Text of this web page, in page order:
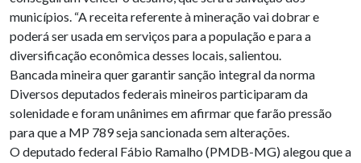
municípios. “A receita referente à mineração vai dobrar e
poderá ser usada em serviços para a população e para a
diversificação econômica desses locais, salientou.
Bancada mineira quer garantir sanção integral da norma
Diversos deputados federais mineiros participaram da
solenidade e foram unânimes em afirmar que farão pressão
para que a MP 789 seja sancionada sem alterações.
O deputado federal Fábio Ramalho (PMDB-MG) alegou que a